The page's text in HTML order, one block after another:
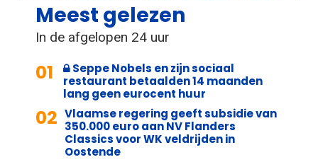
Meest gelezen
In de afgelopen 24 uur
01
Seppe Nobels en zijn sociaal
restaurant betaalden 14 maanden
lang geen eurocent huur
02 Vlaamse regering geeft subsidie van
350.000 euro aan NV Flanders
Classics voor WK veldrijden in
Oostende